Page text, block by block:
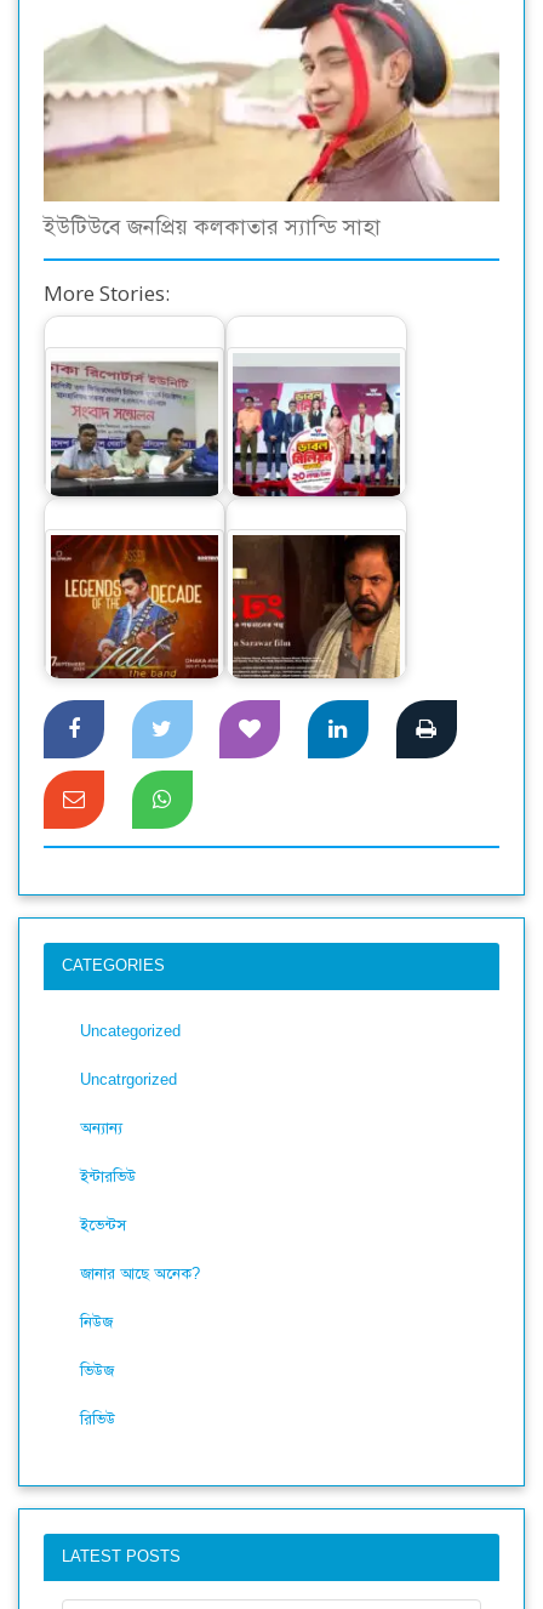
ইউটিউবে জনপ্রিয় কলকাতার স্যান্ডি সাহা
More Stories:
ফিজিওথেরাপি
চিকিৎসকদের বিরুদ্ধে
আপত্তিকর বক্তব্যের…
ওয়ালটন পণ্য কিনে ২০
লাখ টাকা পাওয়ার
সুযোগ
২৭ সেপ্টেম্বরে ঢাকায়
আসছে জনপ্রিয় ব্যান্ড
জাল
বড়পর্দায় মুক্তি পাচ্ছে রং
ঢং
CATEGORIES
Uncategorized
Uncatrgorized
অন্যান্য
ইন্টারভিউ
ইভেন্টস
জানার আছে অনেক?
নিউজ
ভিউজ
রিভিউ
LATEST POSTS